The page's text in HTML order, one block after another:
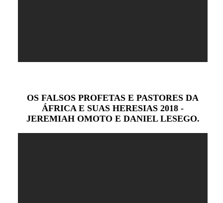
OS FALSOS PROFETAS E PASTORES DA
ÁFRICA E SUAS HERESIAS 2018 -
JEREMIAH OMOTO E DANIEL LESEGO.